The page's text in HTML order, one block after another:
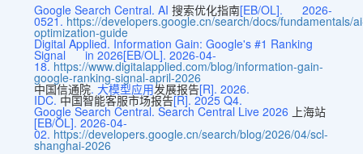
Google Search Central. AI 搜索优化指南[EB/OL]. 2026-
0521. https://developers.google.cn/search/docs/fundamentals/
optimization-guide
Digital Applied. Information Gain: Google's #1 Ranking
Signal in 2026[EB/OL]. 2026-04-
18. https://www.digitalapplied.com/blog/information-gain-
google-ranking-signal-april-2026
中国信通院. 大模型应用发展报告[R]. 2026.
IDC.中国智能客服市场报告[R]. 2025 Q4.
Google Search Central. Search Central Live 2026 上海站
[EB/OL]. 2026-04-
02. https://developers.google.cn/search/blog/2026/04/scl-
shanghai-2026